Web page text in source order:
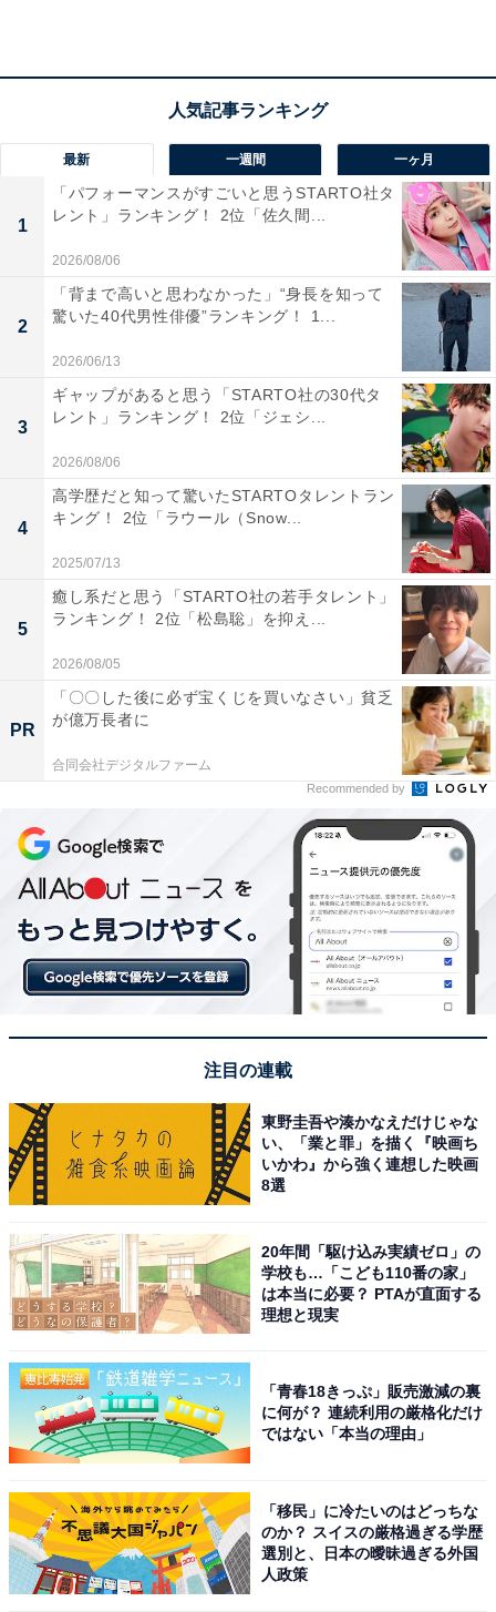
「頻繁にバライティ番組で見かけるから」（20代女
「3枚目になれるというのはまず条件で、なおかつ
笑わせるパターンが豊富だから」（20代男性／神奈
川県）
1位：ジェシー（SixTONES）／126票
View this post on Instagram
た。本名はルイス・マサヤ・ジェシー。日本とアメリカ
のルーツを持つバイリンガルで、幼少期から続ける空手
は有段者の腕前です。圧倒的なパフォーマンスの一方
レパートリーを持ち、一発芸を連発する「ギャグマシー
ン」としての一面もあります。サービス精神旺盛で、
数々のバラエティ番組で大いに場を盛り上げるバラエテ
ィ力の高さが光ります。
最新 一週間 一ヶ月
1
「パフォーマンスがすごいと思うSTARTO社タ
レント」ランキング！ 2位「佐久間...
2026/08/06
2
「背まで高いと思わなかった」“身長を知って
驚いた40代男性俳優”ランキング！ 1...
2026/06/13
3
ギャップがあると思う「STARTO社の30代タ
レント」ランキング！ 2位「ジェシ...
2026/08/06
4
高学歴だと知って驚いたSTARTOタレントラン
キング！ 2位「ラウール（Snow...
2025/07/13
5
癒し系だと思う「STARTO社の若手タレント」
ランキング！ 2位「松島聡」を抑え...
2026/08/05
PR
「〇〇した後に必ず宝くじを買いなさい」貧乏
が億万長者に
合同会社デジタルファーム
Recommended by
注目の連載
東野圭吾や湊かなえだけじゃな
い、「業と罪」を描く『映画ち
いかわ』から強く連想した映画
8選
20年間「駆け込み実績ゼロ」の
学校も…「こども110番の家」
は本当に必要？ PTAが直面する
理想と現実
「青春18きっぷ」販売激減の裏
に何が？ 連続利用の厳格化だけ
ではない「本当の理由」
「移民」に冷たいのはどっちな
のか？ スイスの厳格過ぎる学歴
選別と、日本の曖昧過ぎる外国
人政策